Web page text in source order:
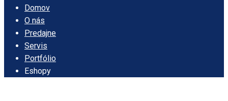
Domov
O nás
Predajne
Servis
Portfólio
Eshopy